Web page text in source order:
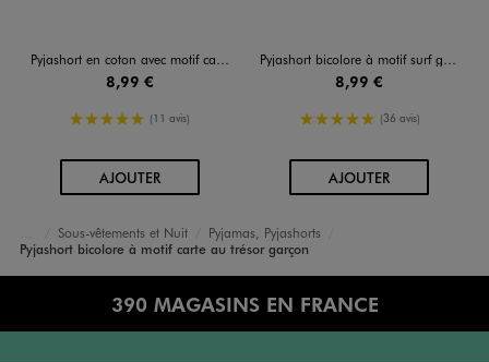
Pyjashort en coton avec motif carte au trésor garçon
8,99 €
5/5 de moyenne
(11 avis)
AJOUTERAU PANIER
Pyjashort bicolore à motif surf garçon
8,99 €
5/5 de moyenne
(36 avis)
AJOUTERAU PANIER
Accueil
Garçon
Sous-vêtements et Nuit
Pyjamas, Pyjashorts
Pyjashort bicolore à motif carte au trésor garçon
390 MAGASINS EN FRANCE